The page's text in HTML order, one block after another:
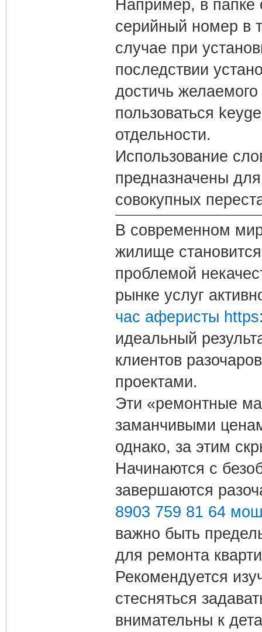
Например, в
серийный номер в
случае при
последствии
достичь желаемого
пользоваться
отдельности.
Использование
предназначены
совокупных
В современном
жилище
проблемой
рынке услуг
час аферисты
идеальный
клиентов
проектами.
Эти «ремонтные
заманчивыми
однако, за этим
Начинаются с
завершаются
8903 759 81 64
важно быть
для ремонта
Рекомендуется
стесняться
внимательны к